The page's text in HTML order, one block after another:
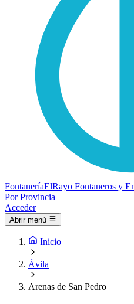
FontaneríaElRayo Fontaneros y
Por Provincia
Acceder
Abrir menú
Inicio
Ávila
Arenas de San Pedro